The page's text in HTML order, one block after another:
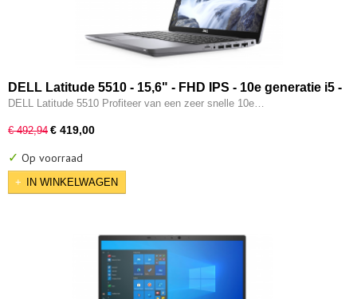
DELL Latitude 5510 - 15,6" - FHD IPS - 10e generatie i5 -
16GB - 256GB SSD - Type-C - Intel UHD - W11 Pro
DELL Latitude 5510 Profiteer van een zeer snelle 10e…
€ 492,94 € 419,00
✓ Op voorraad
IN WINKELWAGEN